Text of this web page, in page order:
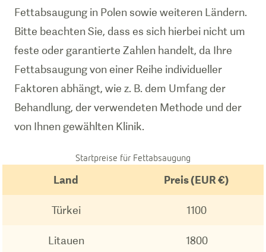
Fettabsaugung in Polen sowie weiteren Ländern.
Bitte beachten Sie, dass es sich hierbei nicht um
feste oder garantierte Zahlen handelt, da Ihre
Fettabsaugung von einer Reihe individueller
Faktoren abhängt, wie z. B. dem Umfang der
Behandlung, der verwendeten Methode und der
von Ihnen gewählten Klinik.
Startpreise für Fettabsaugung
Land Preis (EUR €)
Türkei 1100
Litauen 1800